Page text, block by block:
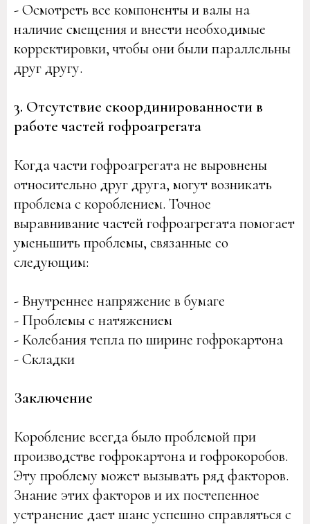
- Осмотреть все компоненты и валы на
наличие смещения и внести необходимые
корректировки, чтобы они были параллельны
друг другу.
3. Отсутствие скоординированности в
работе частей гофроагрегата
Когда части гофроагрегата не выровнены
относительно друг друга, могут возникать
проблема с короблением. Точное
выравнивание частей гофроагрегата помогает
уменьшить проблемы, связанные со
следующим:
- Внутреннее напряжение в бумаге
- Проблемы с натяжением
- Колебания тепла по ширине гофрокартона
- Складки
Заключение
Коробление всегда было проблемой при
производстве гофрокартона и гофрокоробов.
Эту проблему может вызывать ряд факторов.
Знание этих факторов и их постепенное
устранение дает шанс успешно справляться с